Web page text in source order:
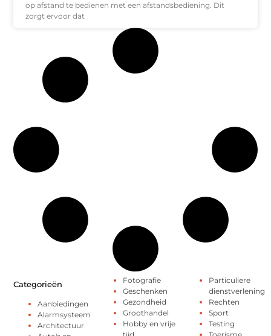
op afstand te bedienen met een afstandsbediening. Dit
zorgt ervoor dat
Categorieën
Aanbiedingen
Alarmsysteem
Architectuur
Fotografie
Geschenken
Gezondheid
Groothandel
Hobby en vrije
Particuliere
dienstverlening
Rechten
Sport
Testing